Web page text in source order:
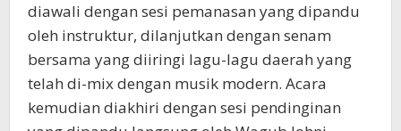
diawali dengan sesi pemanasan yang dipandu
oleh instruktur, dilanjutkan dengan senam
bersama yang diiringi lagu-lagu daerah yang
telah di-mix dengan musik modern. Acara
kemudian diakhiri dengan sesi pendinginan